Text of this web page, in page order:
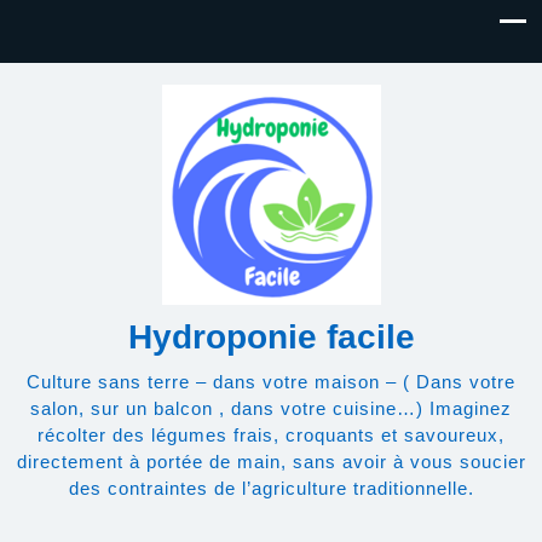
Hydroponie facile
Culture sans terre – dans votre maison – ( Dans votre
salon, sur un balcon , dans votre cuisine…) Imaginez
récolter des légumes frais, croquants et savoureux,
directement à portée de main, sans avoir à vous soucier
des contraintes de l’agriculture traditionnelle.